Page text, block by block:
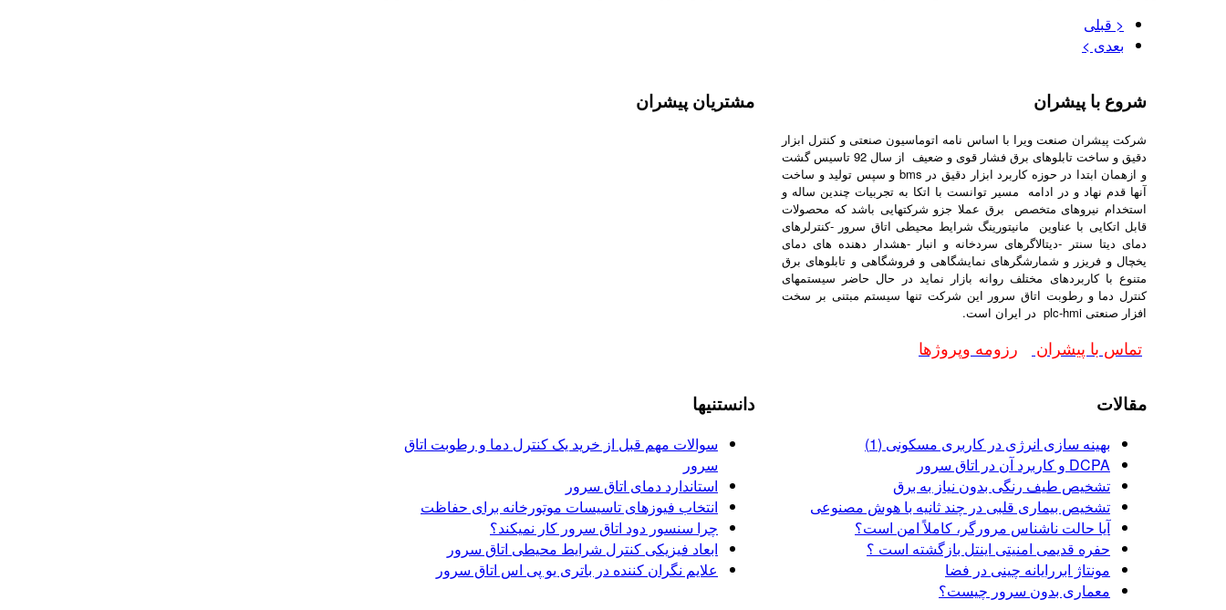
< قبلی
بعدی >
شروع با پیشران
شرکت پیشران صنعت ویرا با اساس نامه اتوماسیون صنعتی و کنترل ابزار
دقیق و ساخت تابلوهای برق فشار قوی و ضعیف از سال 92 تاسیس گشت
و ازهمان ابتدا در حوزه کاربرد ابزار دقیق در bms و سپس تولید و ساخت
آنها قدم نهاد و در ادامه مسیر توانست با اتکا به تجربیات چندین ساله و
استخدام نیروهای متخصص برق عملا جزو شرکتهایی باشد که محصولات
قابل اتکایی با عناوین مانیتورینگ شرایط محیطی اتاق سرور -کنترلرهای
دمای دیتا سنتر -دیتالاگرهای سردخانه و انبار -هشدار دهنده های دمای
یخچال و فریزر و شمارشگرهای نمایشگاهی و فروشگاهی و تابلوهای برق
متنوع با کاربردهای مختلف روانه بازار نماید در حال حاضر سیستمهای
کنترل دما و رطوبت اتاق سرور این شرکت تنها سیستم مبتنی بر سخت
افزار صنعتی plc-hmi در ایران است.
تماس با پیشران رزومه وپروژها
مشتریان پیشران
مقالات
بهینه سازی انرژی در کاربری مسکونی (1)
DCPA و کاربرد آن در اتاق سرور
تشخیص طیف رنگی بدون نیاز به برق
تشخیص بیماری قلبی در چند ثانیه با هوش مصنوعی
آیا حالت ناشناس مرورگر، کاملاً امن است؟
حفره قدیمی امنیتی اینتل بازگشته است ؟
مونتاژ ابررایانه چینی در فضا
معماری بدون سرور چیست؟
دانستنیها
سوالات مهم قبل از خرید یک کنترل دما و رطوبت اتاق
سرور
استاندارد دمای اتاق سرور
انتخاب فیوزهای تاسیسات موتورخانه برای حفاظت
چرا سنسور دود اتاق سرور کار نمیکند؟
ابعاد فیزیکی کنترل شرایط محیطی اتاق سرور
علایم نگران کننده در باتری یو پی اس اتاق سرور